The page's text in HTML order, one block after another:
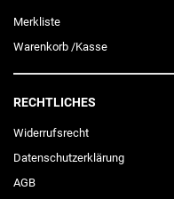
Merkliste
Warenkorb /Kasse
RECHTLICHES
Widerrufs­recht
Daten­schutz­erklärung
AGB